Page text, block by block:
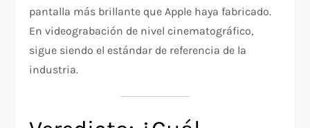
pantalla más brillante que Apple haya fabricado.
En videograbación de nivel cinematográfico,
sigue siendo el estándar de referencia de la
industria.